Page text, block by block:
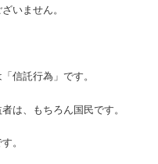
いません。
信託行為」です。
は、もちろん国民です。
。